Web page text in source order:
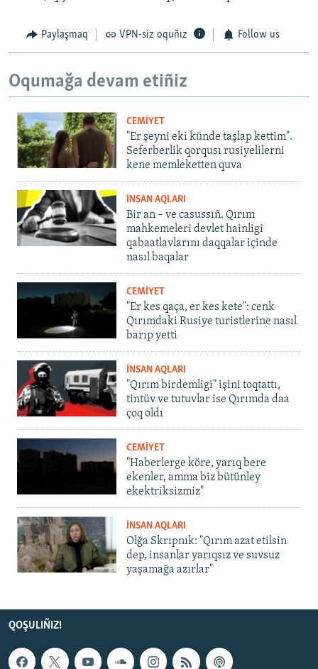
Paylaşmaq VPN-siz oquñız Follow us
Oqumağa devam etiñiz
CEMİYET
"Er şeyni eki künde taşlap kettim".
Seferberlik qorqusı rusiyelilerni
kene memleketten quva
İNSAN AQLARI
Bir an – ve casussıñ. Qırım
mahkemeleri devlet hainligi
qabaatlavlarını daqqalar içinde
nasıl baqalar
CEMİYET
"Er kes qaça, er kes kete": cenk
Qırımdaki Rusiye turistlerine nasıl
barıp yetti
İNSAN AQLARI
"Qırım birdemligi" işini toqtattı,
tintüv ve tutuvlar ise Qırımda daa
çoq oldı
CEMİYET
"Haberlerge köre, yarıq bere
ekenler, amma biz bütünley
ekektriksizmiz"
İNSAN AQLARI
Olğa Skrıpnık: "Qırım azat etilsin
dep, insanlar yarıqsız ve suvsuz
yaşamağa azırlar"
QOŞULIÑIZ!